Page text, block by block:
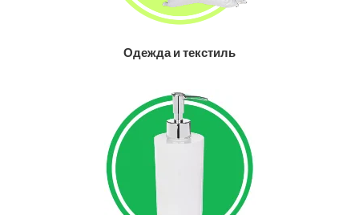
Одежда и текстиль